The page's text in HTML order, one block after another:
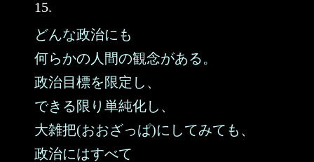
15.
どんな政治にも
何らかの人間の観念がある。
政治目標を限定し、
できる限り単純化し、
大雑把(おおざっぱ)にしてみても、
政治にはすべて